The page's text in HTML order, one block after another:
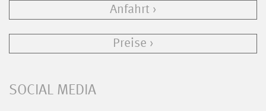
Anfahrt
Preise
SOCIAL MEDIA